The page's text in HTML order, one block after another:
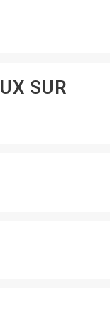
SUR